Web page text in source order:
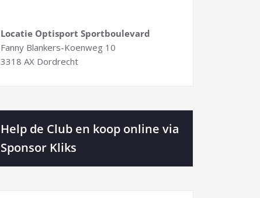
Locatie Optisport Sportboulevard
Fanny Blankers-Koenweg 10
3318 AX Dordrecht
Help de Club en koop online via
Sponsor Kliks